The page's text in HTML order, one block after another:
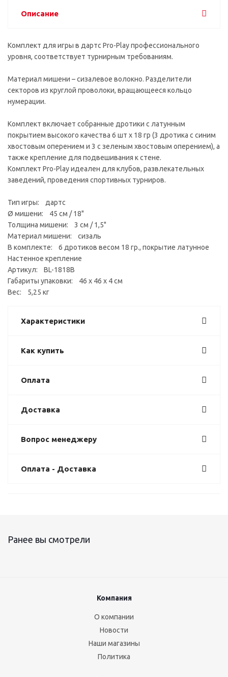
Описание
Комплект для игры в дартс Pro-Play профессионального
уровня, соответствует турнирным требованиям.
Материал мишени – сизалевое волокно. Разделители
секторов из круглой проволоки, вращающееся кольцо
нумерации.
Комплект включает собранные дротики с латунным
покрытием высокого качества 6 шт x 18 гр (3 дротика с синим
хвостовым оперением и 3 с зеленым хвостовым оперением), а
также крепление для подвешивания к стене.
Комплект Pro-Play идеален для клубов, развлекательных
заведений, проведения спортивных турниров.
Тип игры: дартс
Ø мишени: 45 см / 18"
Толщина мишени: 3 см / 1,5"
Материал мишени: сизаль
В комплекте: 6 дротиков весом 18 гр., покрытие латунное
Настенное крепление
Артикул: BL-1818B
Габариты упаковки: 46 x 46 x 4 см
Вес: 5,25 кг
Характеристики
Как купить
Оплата
Доставка
Вопрос менеджеру
Оплата - Доставка
Ранее вы смотрели
Компания
О компании
Новости
Наши магазины
Политика